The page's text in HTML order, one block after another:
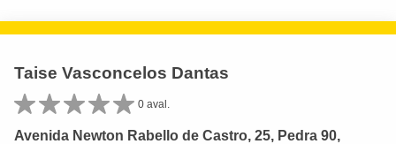
Taise Vasconcelos Dantas
0 aval.
Avenida Newton Rabello de Castro, 25, Pedra 90,